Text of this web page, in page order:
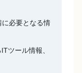
必要となる情
ツール情報、